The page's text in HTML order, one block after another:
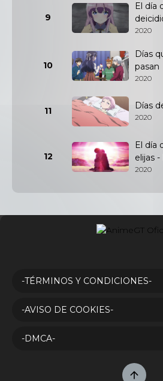
9
El día
2020
10
Días
pasan
2020
11 Días
2020
12
El día
elijas -
2020
-TÉRMINOS Y CONDICIONES-
-AVISO DE COOKIES-
-DMCA-